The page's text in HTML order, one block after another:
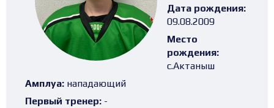
Дата рождения:
09.08.2009
Место
рождения:
с.Актаныш
Амплуа: нападающий
Первый тренер: -